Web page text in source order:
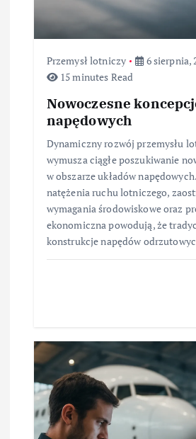
s
Przemysł lotniczy
6 sierpnia,
15 minutes Read
Nowoczesne
napędowych
Dynamiczny rozwój przemysłu
wymusza ciągłe poszukiwanie
w obszarze układów
natężenia ruchu lotniczego,
wymagania środowiskowe oraz
ekonomiczna powodują, że
konstrukcje napędów